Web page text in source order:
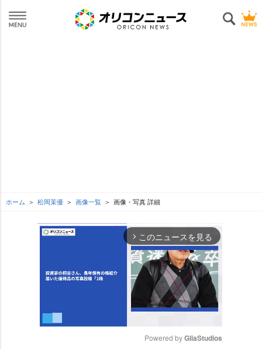
ホーム 松岡茉優 画像一覧 画像・写真 詳細
arrow_forward_ios このニュースを見る
Powered by GliaStudios